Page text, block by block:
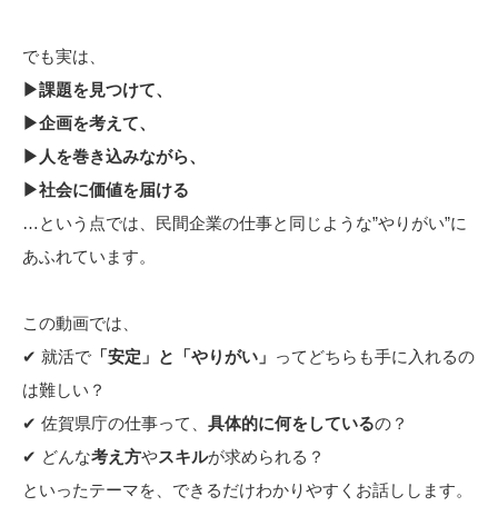
でも実は、
▶課題を見つけて、
▶企画を考えて、
▶人を巻き込みながら、
▶社会に価値を届ける
…という点では、民間企業の仕事と同じような”やりがい”に
あふれています。
この動画では、
✔ 就活で 「安定」と「やりがい」 ってどちらも手に入れるの
は難しい？
✔ 佐賀県庁の仕事って、 具体的に何をしているの？
✔ どんな考え方やスキルが求められる？
といったテーマを、できるだけわかりやすくお話しします。